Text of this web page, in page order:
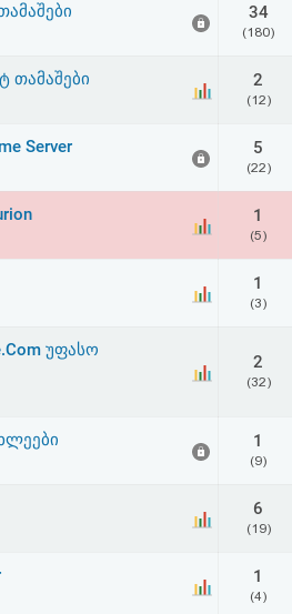
34
(180)
თამაშები 2
(12)
Server 5
(22)
1
(5)
1
(3)
უფასო
2
(32)
1
(9)
6
(19)
1
(4)